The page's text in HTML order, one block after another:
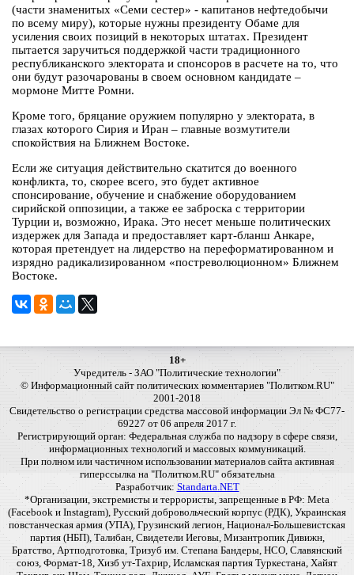
(части знаменитых «Семи сестер» - капитанов нефтедобычи
по всему миру), которые нужны президенту Обаме для
усиления своих позиций в некоторых штатах. Президент
пытается заручиться поддержкой части традиционного
республиканского электората и спонсоров в расчете на то, что
они будут разочарованы в своем основном кандидате –
мормоне Митте Ромни.
Кроме того, бряцание оружием популярно у электората, в
глазах которого Сирия и Иран – главные возмутители
спокойствия на Ближнем Востоке.
Если же ситуация действительно скатится до военного
конфликта, то, скорее всего, это будет активное
спонсирование, обучение и снабжение оборудованием
сирийской оппозиции, а также ее заброска с территории
Турции и, возможно, Ирака. Это несет меньше политических
издержек для Запада и предоставляет карт-бланш Анкаре,
которая претендует на лидерство на переформатированном и
изрядно радикализированном «постреволюционном» Ближнем
Востоке.
18+
Учредитель - ЗАО "Политические технологии"
© Информационный сайт политических комментариев "Политком.RU"
2001-2018
Свидетельство о регистрации средства массовой информации Эл № ФС77-
69227 от 06 апреля 2017 г.
Регистрирующий орган: Федеральная служба по надзору в сфере связи,
информационных технологий и массовых коммуникаций.
При полном или частичном использовании материалов сайта активная
гиперссылка на "Политком.RU" обязательна
Разработчик: Standarta.NET
*Организации, экстремисты и террористы, запрещенные в РФ: Meta
(Facebook и Instagram), Русский добровольческий корпус (РДК), Украинская
повстанческая армия (УПА), Грузинский легион, Национал-Большевистская
партия (НБП), Талибан, Свидетели Иеговы, Мизантропик Дивижн,
Братство, Артподготовка, Тризуб им. Степана Бандеры, НСО, Славянский
союз, Формат-18, Хизб ут-Тахрир, Исламская партия Туркестана, Хайят